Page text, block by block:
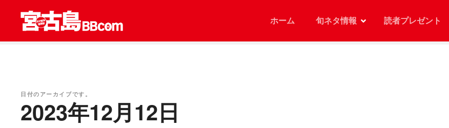
ン
ホーム 旬ネタ情報 読者プレゼント
日付のアーカイブです。
2023年12月12日